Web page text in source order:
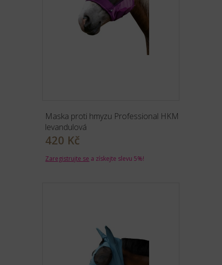
Maska proti hmyzu Professional HKM
levandulová
420 Kč
Zaregistrujte se a získejte slevu 5%!